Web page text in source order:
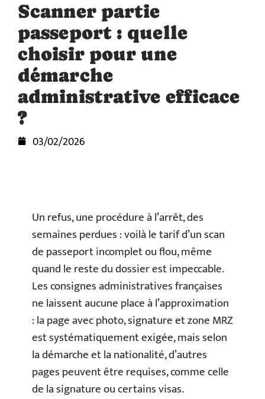
Scanner partie
passeport : quelle
choisir pour une
démarche
administrative efficace
?
03/02/2026
Un refus, une procédure à l’arrêt, des
semaines perdues : voilà le tarif d’un scan
de passeport incomplet ou flou, même
quand le reste du dossier est impeccable.
Les consignes administratives françaises
ne laissent aucune place à l’approximation
: la page avec photo, signature et zone MRZ
est systématiquement exigée, mais selon
la démarche et la nationalité, d’autres
pages peuvent être requises, comme celle
de la signature ou certains visas.